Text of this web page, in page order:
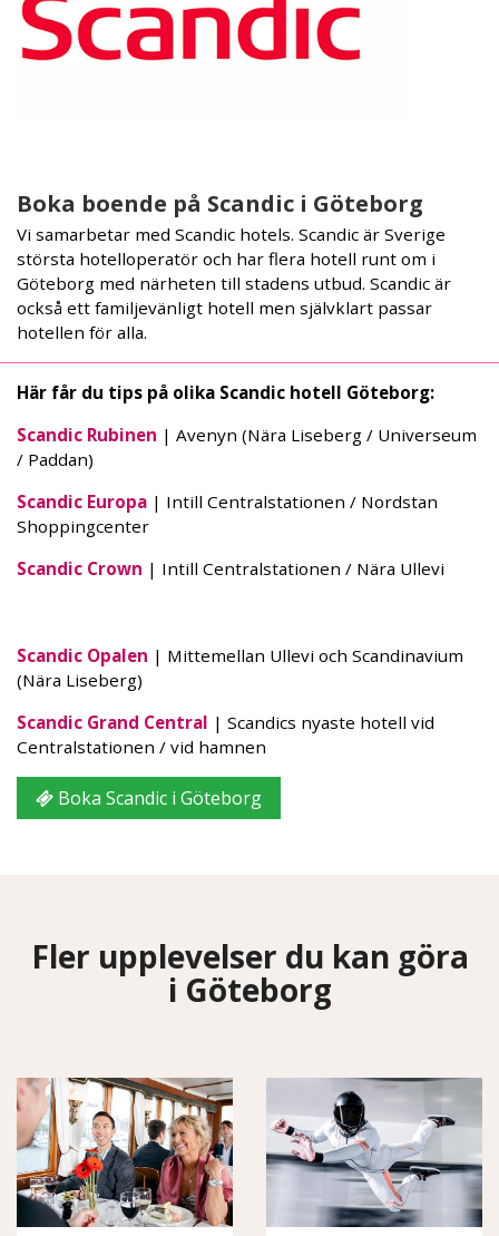
Boka boende på Scandic i Göteborg
Vi samarbetar med Scandic hotels. Scandic är Sverige
största hotelloperatör och har flera hotell runt om i
Göteborg med närheten till stadens utbud. Scandic är
också ett familjevänligt hotell men självklart passar
hotellen för alla.
Här får du tips på olika Scandic hotell Göteborg:
Scandic Rubinen | Avenyn (Nära Liseberg / Universeum
/ Paddan)
Scandic Europa | Intill Centralstationen / Nordstan
Shoppingcenter
Scandic Crown | Intill Centralstationen / Nära Ullevi
Scandic Opalen | Mittemellan Ullevi och Scandinavium
(Nära Liseberg)
Scandic Grand Central | Scandics nyaste hotell vid
Centralstationen / vid hamnen
Boka Scandic i Göteborg
Fler upplevelser du kan göra
i Göteborg